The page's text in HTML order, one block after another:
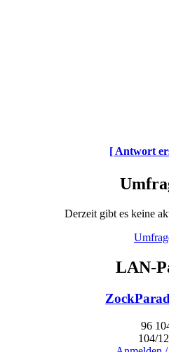
[ Antwort
Derzeit gibt es keine
LAN-
96
104/